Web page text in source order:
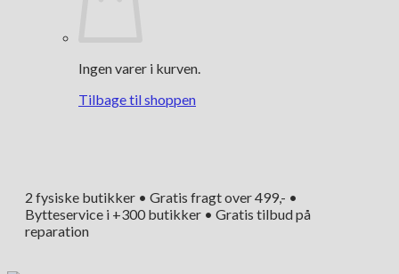
Ingen varer i kurven.
Tilbage til shoppen
2 fysiske butikker • Gratis fragt over 499,- •
Bytteservice i +300 butikker • Gratis tilbud på
reparation